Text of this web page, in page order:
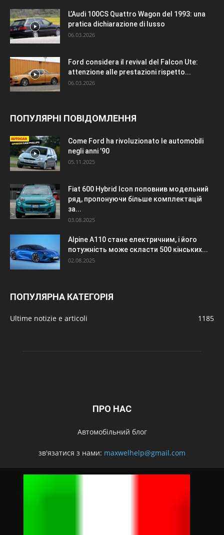
L’Audi 100CS Quattro Wagon del 1993: una
pratica dichiarazione di lusso
06.03.2026
Ford considera il revival del Falcon Ute:
attenzione alle prestazioni rispetto...
06.03.2026
ПОПУЛЯРНІ ПОВІДОМЛЕННЯ
Come Ford ha rivoluzionato le automobili
negli anni ’90
05.11.2025
Fiat 600 Hybrid Icon поповнив модельний
ряд, пропонуючи більше комплектацій
за...
03.08.2025
Alpine A110 стане електричним, і його
потужність може скласти 500 кінських...
02.08.2025
ПОПУЛЯРНА КАТЕГОРІЯ
Ultime notizie e articoli 1185
ПРО НАС
Автомобільний блог
зв'язатися з нами: maxwelhelp@gmail.com